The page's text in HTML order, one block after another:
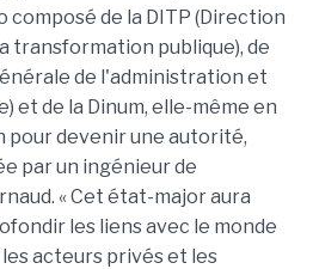
de la DITP (Direction
transformation publique), de
de l'administration et
et de la Dinum, elle-même en
devenir une autorité,
par un ingénieur de
« Cet état-major aura
les liens avec le monde
acteurs privés et les